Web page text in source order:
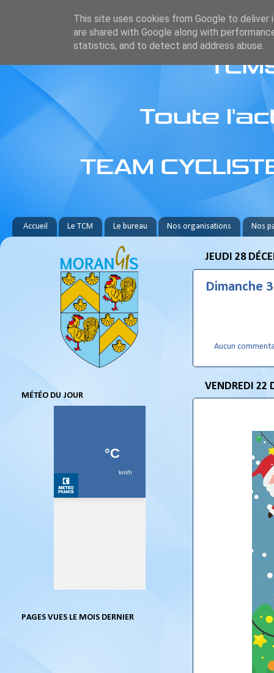
Accueil Le TCM Le bureau Nos organisations Nos
JEUDI 28
Dimanche
Aucun
VENDREDI 22
MÉTÉO DU JOUR
PAGES VUES LE MOIS DERNIER
This site uses cookies from Google to deliver
are shared with Google along with
statistics, and to detect and address abuse.